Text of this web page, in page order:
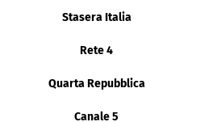
Stasera Italia
Rete 4
Quarta Repubblica
Canale 5